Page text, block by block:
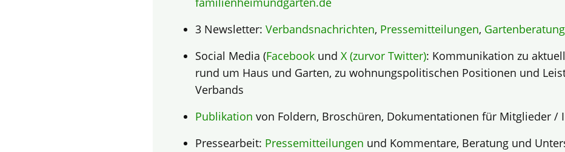
3 Newsletter: Verbandsnachrichten, Pressemitteilungen, Gartenberatung
Social Media (Facebook und X (zurvor Twitter): Kommunikation zu
rund um Haus und Garten, zu wohnungspolitischen Positionen und
Verbands
Publikation von Foldern, Broschüren, Dokumentationen für Mitglieder /
Pressearbeit: Pressemitteilungen und Kommentare, Beratung und